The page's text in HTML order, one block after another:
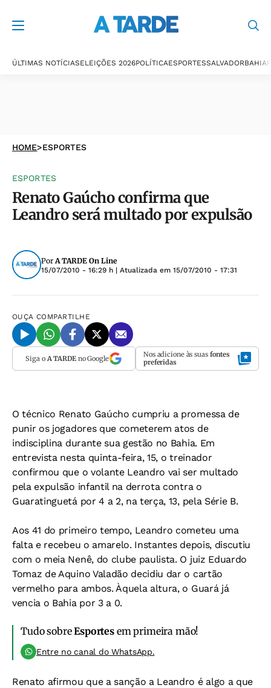
ÚLTIMAS NOTÍCIASELEIÇÕES 2026POLÍTICAESPORTESSALVADORBAHIA
HOME>ESPORTES
ESPORTES
Renato Gaúcho confirma que
Leandro será multado por expulsão
PorA TARDE On Line
15/07/2010 - 16:29 h | Atualizada em 15/07/2010 - 17:31
OUÇA COMPARTILHE
Siga o A TARDEno Google Nos adicione às suas fontes
preferidas
O técnico Renato Gaúcho cumpriu a promessa de
punir os jogadores que cometerem atos de
indisciplina durante sua gestão no Bahia. Em
entrevista nesta quinta-feira, 15, o treinador
confirmou que o volante Leandro vai ser multado
pela expulsão infantil na derrota contra o
Guaratinguetá por 4 a 2, na terça, 13, pela Série B.
Aos 41 do primeiro tempo, Leandro cometeu uma
falta e recebeu o amarelo. Instantes depois, discutiu
com o meia Nenê, do clube paulista. O juiz Eduardo
Tomaz de Aquino Valadão decidiu dar o cartão
vermelho para ambos. Àquela altura, o Guará já
vencia o Bahia por 3 a 0.
Tudo sobreEsportesem primeira mão!
Entre no canal do WhatsApp.
Renato afirmou que a sanção a Leandro é algo a que